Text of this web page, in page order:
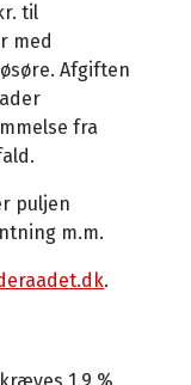
til
med
Afgiften
fra
puljen
m.m.
.